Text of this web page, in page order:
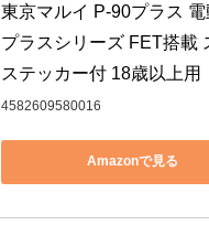
東京マルイ P-90プラス 電
プラスシリーズ FET搭載
ステッカー付 18歳以上用
4582609580016
Amazonで見る